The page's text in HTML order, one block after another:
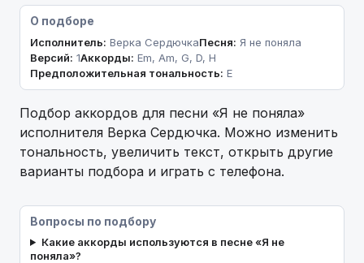
О подборе
Исполнитель: Верка СердючкаПесня: Я не поняла
Версий: 1Аккорды: Em, Am, G, D, H
Предположительная тональность: E
Подбор аккордов для песни «Я не поняла»
исполнителя Верка Сердючка. Можно изменить
тональность, увеличить текст, открыть другие
варианты подбора и играть с телефона.
Вопросы по подбору
Какие аккорды используются в песне «Я не
поняла»?